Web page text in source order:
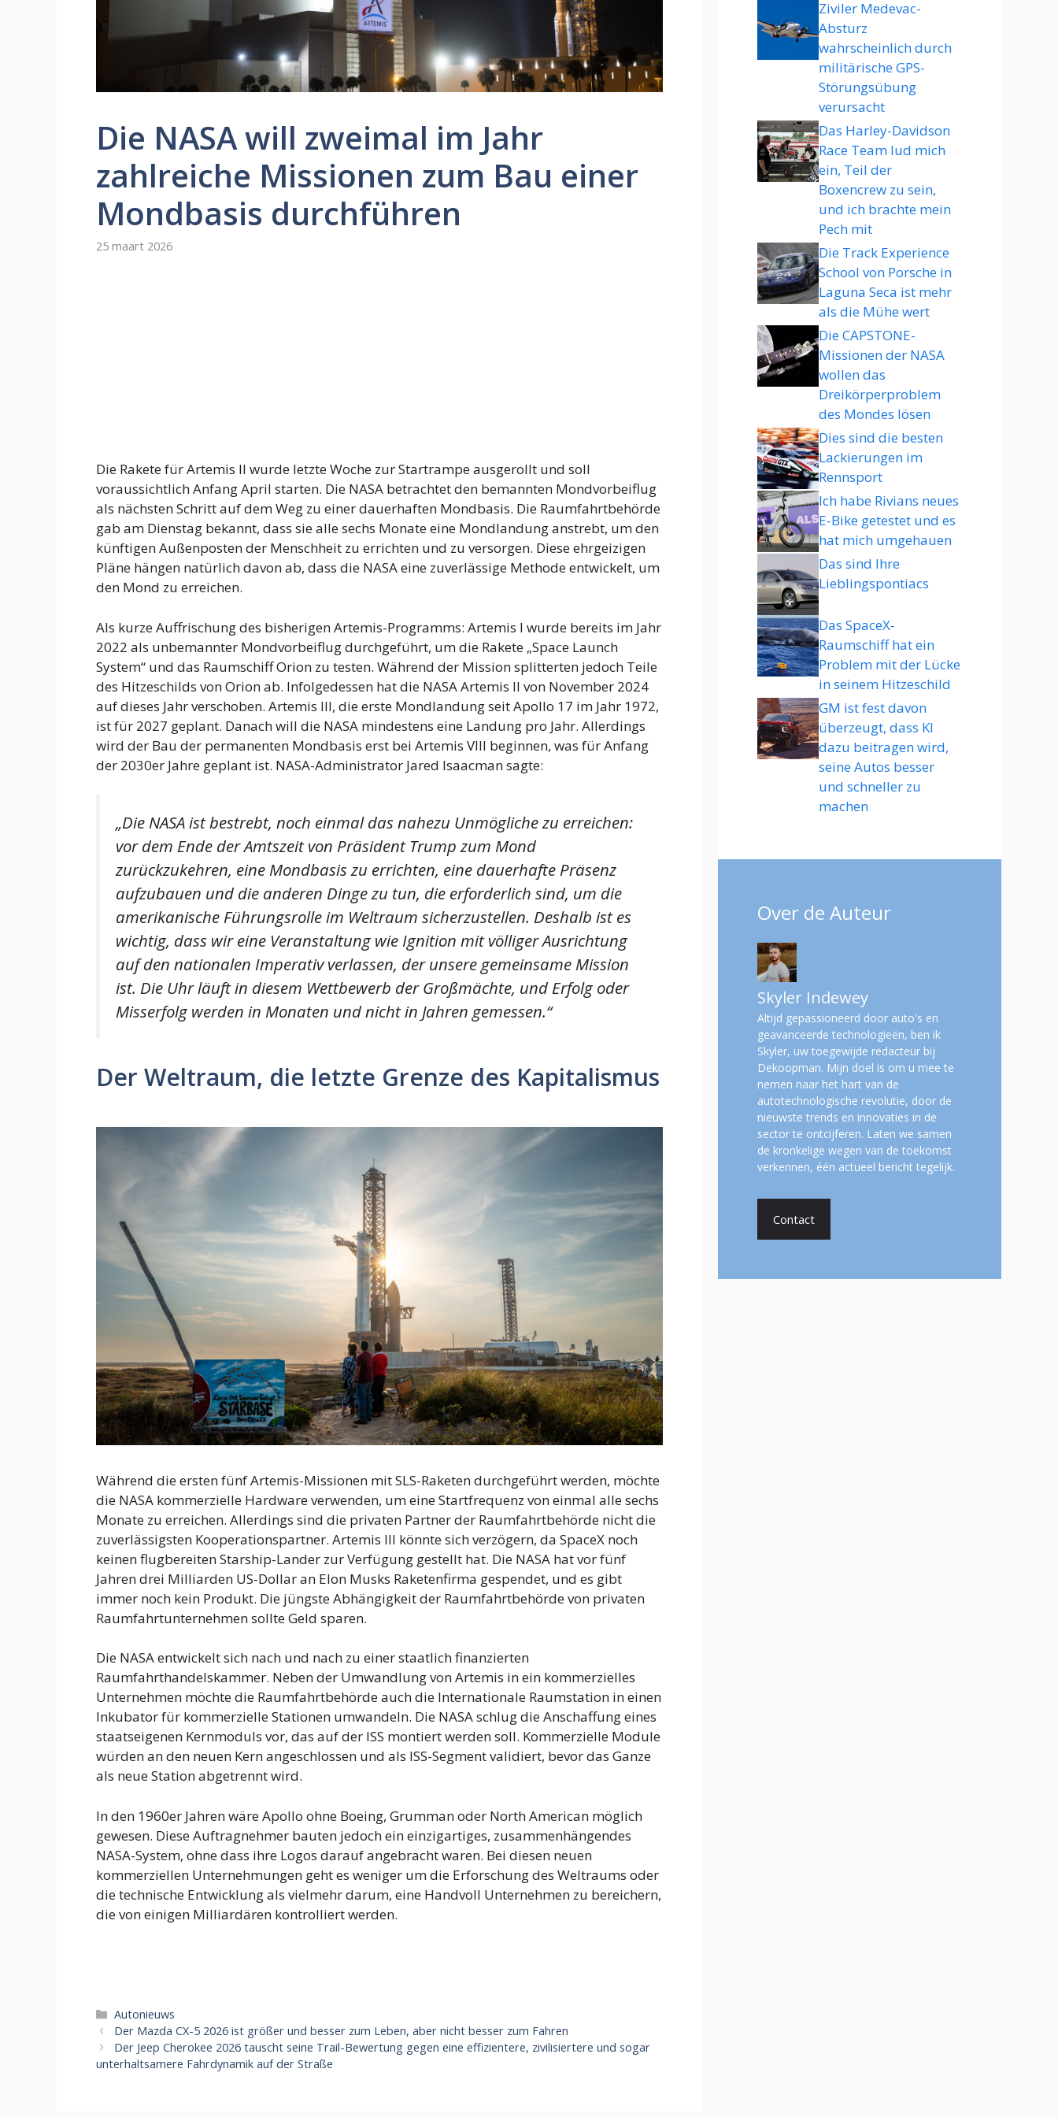
Die NASA will zweimal im Jahr
zahlreiche Missionen zum Bau einer
Mondbasis durchführen
25 maart 2026
Die Rakete für Artemis II wurde letzte Woche zur Startrampe ausgerollt und soll
voraussichtlich Anfang April starten. Die NASA betrachtet den bemannten Mondvorbeiflug
als nächsten Schritt auf dem Weg zu einer dauerhaften Mondbasis. Die Raumfahrtbehörde
gab am Dienstag bekannt, dass sie alle sechs Monate eine Mondlandung anstrebt, um den
künftigen Außenposten der Menschheit zu errichten und zu versorgen. Diese ehrgeizigen
Pläne hängen natürlich davon ab, dass die NASA eine zuverlässige Methode entwickelt, um
den Mond zu erreichen.
Als kurze Auffrischung des bisherigen Artemis-Programms: Artemis I wurde bereits im Jahr
2022 als unbemannter Mondvorbeiflug durchgeführt, um die Rakete „Space Launch
System“ und das Raumschiff Orion zu testen. Während der Mission splitterten jedoch Teile
des Hitzeschilds von Orion ab. Infolgedessen hat die NASA Artemis II von November 2024
auf dieses Jahr verschoben. Artemis III, die erste Mondlandung seit Apollo 17 im Jahr 1972,
ist für 2027 geplant. Danach will die NASA mindestens eine Landung pro Jahr. Allerdings
wird der Bau der permanenten Mondbasis erst bei Artemis VIII beginnen, was für Anfang
der 2030er Jahre geplant ist. NASA-Administrator Jared Isaacman sagte:
„Die NASA ist bestrebt, noch einmal das nahezu Unmögliche zu erreichen:
vor dem Ende der Amtszeit von Präsident Trump zum Mond
zurückzukehren, eine Mondbasis zu errichten, eine dauerhafte Präsenz
aufzubauen und die anderen Dinge zu tun, die erforderlich sind, um die
amerikanische Führungsrolle im Weltraum sicherzustellen. Deshalb ist es
wichtig, dass wir eine Veranstaltung wie Ignition mit völliger Ausrichtung
auf den nationalen Imperativ verlassen, der unsere gemeinsame Mission
ist. Die Uhr läuft in diesem Wettbewerb der Großmächte, und Erfolg oder
Misserfolg werden in Monaten und nicht in Jahren gemessen.“
Der Weltraum, die letzte Grenze des Kapitalismus
Während die ersten fünf Artemis-Missionen mit SLS-Raketen durchgeführt werden, möchte
die NASA kommerzielle Hardware verwenden, um eine Startfrequenz von einmal alle sechs
Monate zu erreichen. Allerdings sind die privaten Partner der Raumfahrtbehörde nicht die
zuverlässigsten Kooperationspartner. Artemis III könnte sich verzögern, da SpaceX noch
keinen flugbereiten Starship-Lander zur Verfügung gestellt hat. Die NASA hat vor fünf
Jahren drei Milliarden US-Dollar an Elon Musks Raketenfirma gespendet, und es gibt
immer noch kein Produkt. Die jüngste Abhängigkeit der Raumfahrtbehörde von privaten
Raumfahrtunternehmen sollte Geld sparen.
Die NASA entwickelt sich nach und nach zu einer staatlich finanzierten
Raumfahrthandelskammer. Neben der Umwandlung von Artemis in ein kommerzielles
Unternehmen möchte die Raumfahrtbehörde auch die Internationale Raumstation in einen
Inkubator für kommerzielle Stationen umwandeln. Die NASA schlug die Anschaffung eines
staatseigenen Kernmoduls vor, das auf der ISS montiert werden soll. Kommerzielle Module
würden an den neuen Kern angeschlossen und als ISS-Segment validiert, bevor das Ganze
als neue Station abgetrennt wird.
In den 1960er Jahren wäre Apollo ohne Boeing, Grumman oder North American möglich
gewesen. Diese Auftragnehmer bauten jedoch ein einzigartiges, zusammenhängendes
NASA-System, ohne dass ihre Logos darauf angebracht waren. Bei diesen neuen
kommerziellen Unternehmungen geht es weniger um die Erforschung des Weltraums oder
die technische Entwicklung als vielmehr darum, eine Handvoll Unternehmen zu bereichern,
die von einigen Milliardären kontrolliert werden.
Categorieën
Autonieuws
Der Mazda CX-5 2026 ist größer und besser zum Leben, aber nicht besser zum Fahren
Der Jeep Cherokee 2026 tauscht seine Trail-Bewertung gegen eine effizientere, zivilisiertere und sogar
unterhaltsamere Fahrdynamik auf der Straße
Ziviler Medevac-
Absturz
wahrscheinlich durch
militärische GPS-
Störungsübung
verursacht
Das Harley-Davidson
Race Team lud mich
ein, Teil der
Boxencrew zu sein,
und ich brachte mein
Pech mit
Die Track Experience
School von Porsche in
Laguna Seca ist mehr
als die Mühe wert
Die CAPSTONE-
Missionen der NASA
wollen das
Dreikörperproblem
des Mondes lösen
Dies sind die besten
Lackierungen im
Rennsport
Ich habe Rivians neues
E-Bike getestet und es
hat mich umgehauen
Das sind Ihre
Lieblingspontiacs
Das SpaceX-
Raumschiff hat ein
Problem mit der Lücke
in seinem Hitzeschild
GM ist fest davon
überzeugt, dass KI
dazu beitragen wird,
seine Autos besser
und schneller zu
machen
Over de Auteur
Skyler Indewey
Altijd gepassioneerd door auto's en
geavanceerde technologieën, ben ik
Skyler, uw toegewijde redacteur bij
Dekoopman. Mijn doel is om u mee te
nemen naar het hart van de
autotechnologische revolutie, door de
nieuwste trends en innovaties in de
sector te ontcijferen. Laten we samen
de kronkelige wegen van de toekomst
verkennen, één actueel bericht tegelijk.
Contact